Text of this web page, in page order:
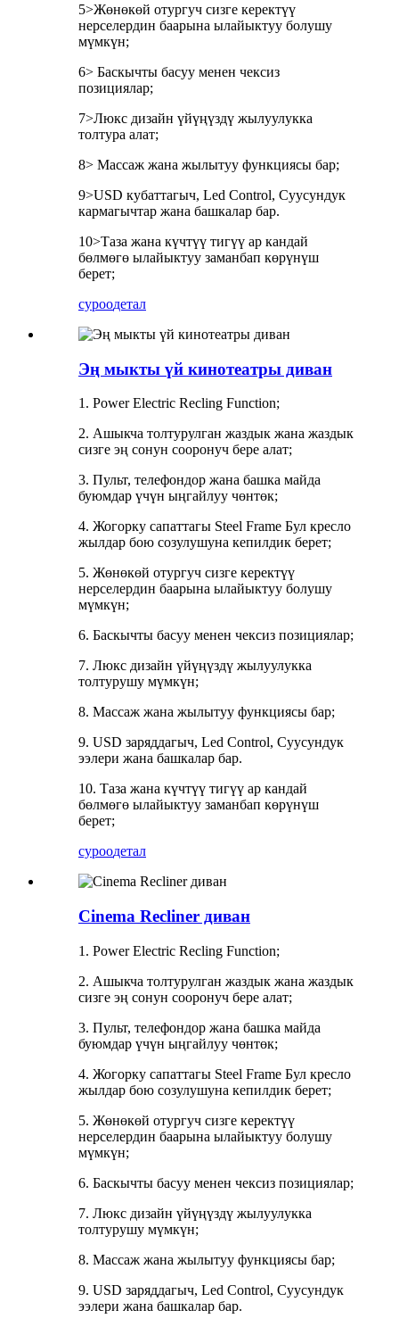
5>Жөнөкөй отургуч сизге керектүү
нерселердин баарына ылайыктуу болушу
мүмкүн;
6> Баскычты басуу менен чексиз
позициялар;
7>Люкс дизайн үйүңүздү жылуулукка
толтура алат;
8> Массаж жана жылытуу функциясы бар;
9>USD кубаттагыч, Led Control, Суусундук
кармагычтар жана башкалар бар.
10>Таза жана күчтүү тигүү ар кандай
бөлмөгө ылайыктуу заманбап көрүнүш
берет;
суроодетал
Эң мыкты үй кинотеатры диван
1. Power Electric Recling Function;
2. Ашыкча толтурулган жаздык жана жаздык
сизге эң сонун сооронуч бере алат;
3. Пульт, телефондор жана башка майда
буюмдар үчүн ыңгайлуу чөнтөк;
4. Жогорку сапаттагы Steel Frame Бул кресло
жылдар бою созулушуна кепилдик берет;
5. Жөнөкөй отургуч сизге керектүү
нерселердин баарына ылайыктуу болушу
мүмкүн;
6. Баскычты басуу менен чексиз позициялар;
7. Люкс дизайн үйүңүздү жылуулукка
толтурушу мүмкүн;
8. Массаж жана жылытуу функциясы бар;
9. USD заряддагыч, Led Control, Суусундук
ээлери жана башкалар бар.
10. Таза жана күчтүү тигүү ар кандай
бөлмөгө ылайыктуу заманбап көрүнүш
берет;
суроодетал
Cinema Recliner диван
1. Power Electric Recling Function;
2. Ашыкча толтурулган жаздык жана жаздык
сизге эң сонун сооронуч бере алат;
3. Пульт, телефондор жана башка майда
буюмдар үчүн ыңгайлуу чөнтөк;
4. Жогорку сапаттагы Steel Frame Бул кресло
жылдар бою созулушуна кепилдик берет;
5. Жөнөкөй отургуч сизге керектүү
нерселердин баарына ылайыктуу болушу
мүмкүн;
6. Баскычты басуу менен чексиз позициялар;
7. Люкс дизайн үйүңүздү жылуулукка
толтурушу мүмкүн;
8. Массаж жана жылытуу функциясы бар;
9. USD заряддагыч, Led Control, Суусундук
ээлери жана башкалар бар.